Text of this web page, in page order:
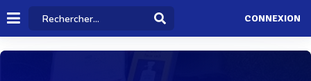
CONNEXION